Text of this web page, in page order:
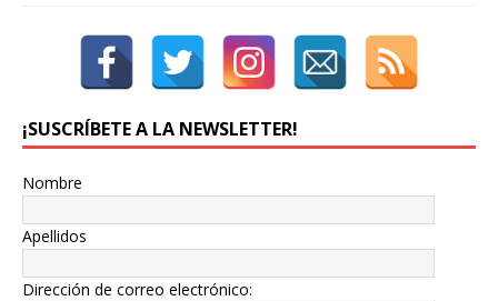
¡SUSCRÍBETE A LA NEWSLETTER!
Nombre
Apellidos
Dirección de correo electrónico: